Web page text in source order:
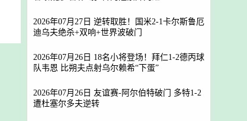
2026年07月27日 逆转取胜！国米2-1卡尔斯鲁厄
迪乌夫绝杀+双响+世界波破门
2026年07月26日 18名小将登场！拜仁1-2德丙球
队韦恩 比朔夫点射乌尔赖希“下蛋”
2026年07月26日 友谊赛-阿尔伯特破门 多特1-2
遭杜塞尔多夫逆转